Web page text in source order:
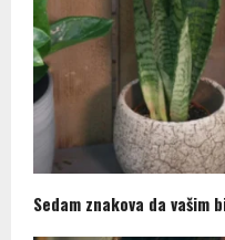
Sedam znakova da vašim